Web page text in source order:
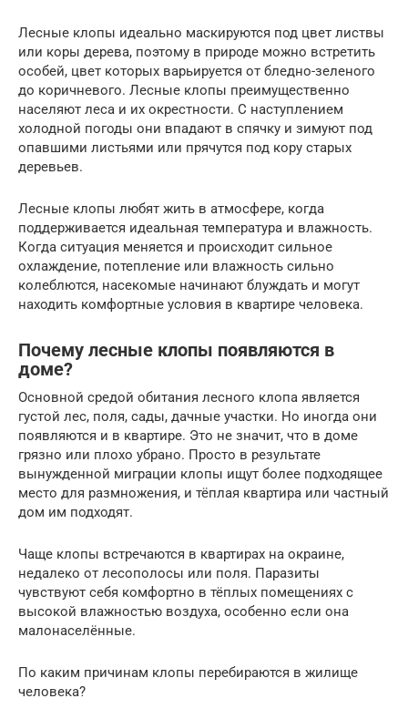
Лесные клопы идеально маскируются под цвет листвы
или коры дерева, поэтому в природе можно встретить
особей, цвет которых варьируется от бледно-зеленого
до коричневого. Лесные клопы преимущественно
населяют леса и их окрестности. С наступлением
холодной погоды они впадают в спячку и зимуют под
опавшими листьями или прячутся под кору старых
деревьев.
Лесные клопы любят жить в атмосфере, когда
поддерживается идеальная температура и влажность.
Когда ситуация меняется и происходит сильное
охлаждение, потепление или влажность сильно
колеблются, насекомые начинают блуждать и могут
находить комфортные условия в квартире человека.
Почему лесные клопы появляются в
доме?
Основной средой обитания лесного клопа является
густой лес, поля, сады, дачные участки. Но иногда они
появляются и в квартире. Это не значит, что в доме
грязно или плохо убрано. Просто в результате
вынужденной миграции клопы ищут более подходящее
место для размножения, и тёплая квартира или частный
дом им подходят.
Чаще клопы встречаются в квартирах на окраине,
недалеко от лесополосы или поля. Паразиты
чувствуют себя комфортно в тёплых помещениях с
высокой влажностью воздуха, особенно если она
малонаселённые.
По каким причинам клопы перебираются в жилище
человека?